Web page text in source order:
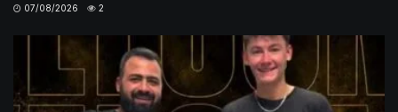
07/08/2026 2